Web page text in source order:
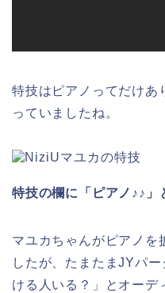
特技はピアノってだけあ
っていましたね。
特技の欄に「ピアノ♪♪」
マユカちゃんがピアノを
したが、たまたまJYパ
ける人いる？」とオーデ